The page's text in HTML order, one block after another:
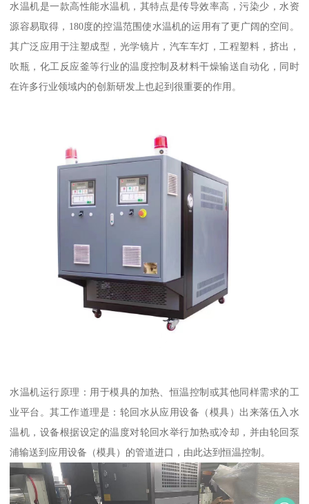
水温机是一款高性能水温机，其特点是传导效率高，污染少，水资
源容易取得，180度的控温范围使水温机的运用有了更广阔的空间。
其广泛应用于注塑成型，光学镜片，汽车车灯，工程塑料，挤出，
吹瓶，化工反应釜等行业的温度控制及材料干燥输送自动化，同时
在许多行业领域内的创新研发上也起到很重要的作用。
水温机运行原理：用于模具的加热、恒温控制或其他同样需求的工
业平台。其工作道理是：轮回水从应用设备（模具）出来落伍入水
温机，设备根据设定的温度对轮回水举行加热或冷却，并由轮回泵
浦输送到应用设备（模具）的管道进口，由此达到恒温控制。